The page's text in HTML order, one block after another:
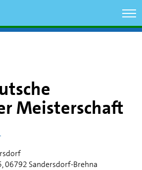
Meisterschaft
06792 Sandersdorf-Brehna